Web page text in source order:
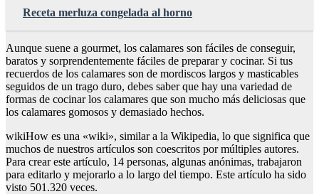
Receta merluza congelada al horno
Aunque suene a gourmet, los calamares son fáciles de conseguir,
baratos y sorprendentemente fáciles de preparar y cocinar. Si tus
recuerdos de los calamares son de mordiscos largos y masticables
seguidos de un trago duro, debes saber que hay una variedad de
formas de cocinar los calamares que son mucho más deliciosas que
los calamares gomosos y demasiado hechos.
wikiHow es una «wiki», similar a la Wikipedia, lo que significa que
muchos de nuestros artículos son coescritos por múltiples autores.
Para crear este artículo, 14 personas, algunas anónimas, trabajaron
para editarlo y mejorarlo a lo largo del tiempo. Este artículo ha sido
visto 501.320 veces.